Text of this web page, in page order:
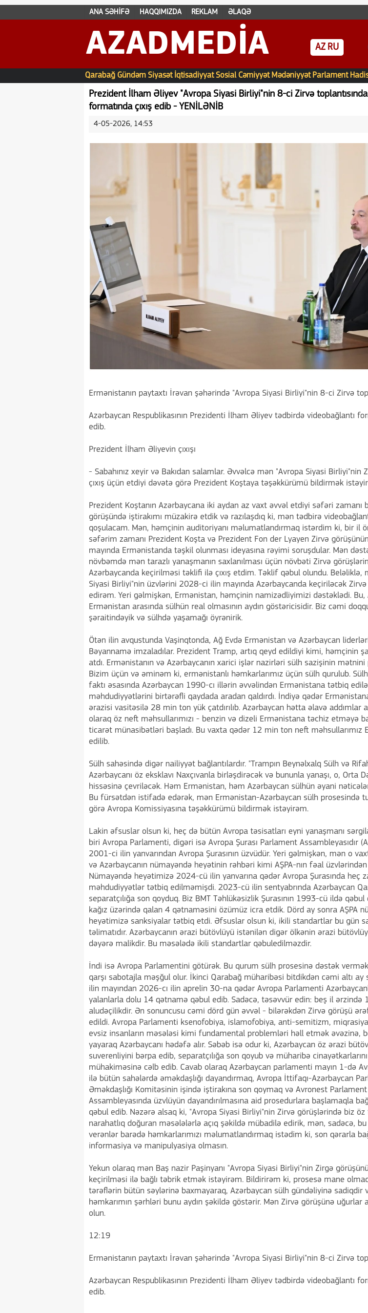
ANA SƏHİFƏ HAQQIMIZDA REKLAM ƏLAQƏ
AZADMEDIA AZ RU
Qarabağ Gündəm Siyasət İqtisadiyyat Sosial Cəmiyyət Mədəniyyət Parlament
Prezident İlham Əliyev "Avropa Siyasi Birliyi"nin 8-ci Zirvə
formatında çıxış edib - YENİLƏNİB
4-05-2026, 14:53
Ermənistanın paytaxtı İrəvan şəhərində "Avropa Siyasi Birliyi"nin 8-ci Zirvə
Azərbaycan Respublikasının Prezidenti İlham Əliyev tədbirdə videobağlantı
edib.
Prezident İlham Əliyevin çıxışı
- Sabahınız xeyir və Bakıdan salamlar. Əvvəlcə mən "Avropa Siyasi Birliyi"nin
çıxış üçün etdiyi dəvətə görə Prezident Koştaya təşəkkürümü bildirmək
Prezident Koştanın Azərbaycana iki aydan az vaxt əvvəl etdiyi səfəri zamanı
görüşündə iştirakımı müzakirə etdik və razılaşdıq ki, mən tədbirə
qoşulacam. Mən, həmçinin auditoriyanı məlumatlandırmaq istərdim ki, bir il
səfərim zamanı Prezident Koşta və Prezident Fon der Lyayen Zirvə
mayında Ermənistanda təşkil olunması ideyasına rəyimi soruşdular. Mən
növbəmdə mən tarazlı yanaşmanın saxlanılması üçün növbəti Zirvə
Azərbaycanda keçirilməsi təklifi ilə çıxış etdim. Təklif qəbul olundu. Beləliklə,
Siyasi Birliyi"nin üzvlərini 2028-ci ilin mayında Azərbaycanda keçiriləcək
edirəm. Yeri gəlmişkən, Ermənistan, həmçinin namizədliyimizi dəstəklədi. Bu,
Ermənistan arasında sülhün real olmasının aydın göstəricisidir. Biz cəmi
şəraitindəyik və sülhdə yaşamağı öyrənirik.
Ötən ilin avqustunda Vaşinqtonda, Ağ Evdə Ermənistan və Azərbaycan
Bəyannamə imzaladılar. Prezident Tramp, artıq qeyd edildiyi kimi, həmçinin
atdı. Ermənistanın və Azərbaycanın xarici işlər nazirləri sülh sazişinin mətnini
Bizim üçün və əminəm ki, ermənistanlı həmkarlarımız üçün sülh qurulub.
faktı əsasında Azərbaycan 1990-cı illərin əvvəlindən Ermənistana tətbiq
məhdudiyyətlərini birtərəfli qaydada aradan qaldırdı. İndiyə qədər
ərazisi vasitəsilə 28 min ton yük çatdırılıb. Azərbaycan hətta əlavə addımlar
olaraq öz neft məhsullarımızı - benzin və dizeli Ermənistana təchiz etməyə
ticarət münasibətləri başladı. Bu vaxta qədər 12 min ton neft məhsullarımız
edilib.
Sülh sahəsində digər nailiyyət bağlantılardır. "Trampın Beynəlxalq Sülh və
Azərbaycanı öz eksklavı Naxçıvanla birləşdirəcək və bununla yanaşı, o, Orta
hissəsinə çevriləcək. Həm Ermənistan, həm Azərbaycan sülhün əyani
Bu fürsətdən istifadə edərək, mən Ermənistan-Azərbaycan sülh prosesində
görə Avropa Komissiyasına təşəkkürümü bildirmək istəyirəm.
Lakin əfsuslar olsun ki, heç də bütün Avropa təsisatları eyni yanaşmanı
biri Avropa Parlamenti, digəri isə Avropa Şurası Parlament Assambleyasıdır
2001-ci ilin yanvarından Avropa Şurasının üzvüdür. Yeri gəlmişkən, mən o
və Azərbaycanın nümayəndə heyətinin rəhbəri kimi AŞPA-nın fəal
Nümayəndə heyətimizə 2024-cü ilin yanvarına qədər Avropa Şurasında heç
məhdudiyyətlər tətbiq edilməmişdi. 2023-cü ilin sentyabrında Azərbaycan
separatçılığa son qoyduq. Biz BMT Təhlükəsizlik Şurasının 1993-cü ildə
kağız üzərində qalan 4 qətnaməsini özümüz icra etdik. Dörd ay sonra AŞPA
heyətimizə sanksiyalar tətbiq etdi. Əfsuslar olsun ki, ikili standartlar bu gün
təlimatıdır. Azərbaycanın ərazi bütövlüyü istənilən digər ölkənin ərazi
dəyərə malikdir. Bu məsələdə ikili standartlar qəbuledilməzdir.
İndi isə Avropa Parlamentini götürək. Bu qurum sülh prosesinə dəstək
qarşı sabotajla məşğul olur. İkinci Qarabağ müharibəsi bitdikdən cəmi altı
ilin mayından 2026-cı ilin aprelin 30-na qədər Avropa Parlamenti
yalanlarla dolu 14 qətnamə qəbul edib. Sadəcə, təsəvvür edin: beş il ərzində
aludəçilikdir. Ən sonuncusu cəmi dörd gün əvvəl - bilərəkdən Zirvə görüşü
edildi. Avropa Parlamenti ksenofobiya, islamofobiya, anti-semitizm,
evsiz insanların məsələsi kimi fundamental problemləri həll etmək əvəzinə,
yayaraq Azərbaycanı hədəfə alır. Səbəb isə odur ki, Azərbaycan öz ərazi
suverenliyini bərpa edib, separatçılığa son qoyub və müharibə
mühakiməsinə cəlb edib. Cavab olaraq Azərbaycan parlamenti mayın 1-də
ilə bütün sahələrdə əməkdaşlığı dayandırmaq, Avropa İttifaqı-Azərbaycan
Əməkdaşlığı Komitəsinin işində iştirakına son qoymaq və Avronest Parlament
Assambleyasında üzvlüyün dayandırılmasına aid prosedurlara başlamaqla
qəbul edib. Nəzərə alsaq ki, "Avropa Siyasi Birliyi"nin Zirvə görüşlərində biz
narahatlıq doğuran məsələlərlə açıq şəkildə mübadilə edirik, mən, sadəcə,
verənlər barədə həmkarlarımızı məlumatlandırmaq istədim ki, son qərarla
informasiya və manipulyasiya olmasın.
Yekun olaraq mən Baş nazir Paşinyanı "Avropa Siyasi Birliyi"nin Zirgə
keçirilməsi ilə bağlı təbrik etmək istəyirəm. Bildirirəm ki, prosesə mane
tərəflərin bütün səylərinə baxmayaraq, Azərbaycan sülh gündəliyinə sadiqdir
həmkarımın şərhləri bunu aydın şəkildə göstərir. Mən Zirvə görüşünə uğurlar
olun.
12:19
Ermənistanın paytaxtı İrəvan şəhərində "Avropa Siyasi Birliyi"nin 8-ci Zirvə
Azərbaycan Respublikasının Prezidenti İlham Əliyev tədbirdə videobağlantı
edib.